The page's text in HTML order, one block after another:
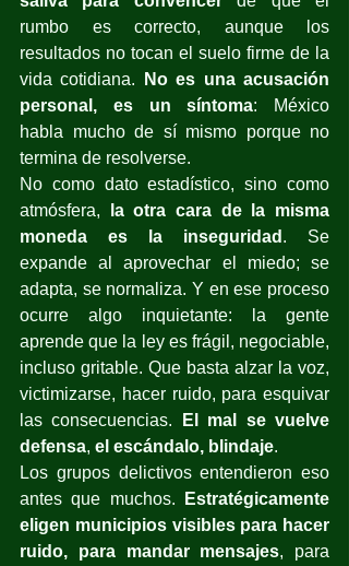
rumbo es correcto, aunque los
resultados no tocan el suelo firme de la
vida cotidiana.
No es una acusación
personal, es un síntoma: México
habla mucho de sí mismo porque no
termina de resolverse.
No como dato estadístico, sino como
atmósfera,
la otra cara de la misma
moneda es la inseguridad . Se
expande al aprovechar el miedo; se
adapta, se normaliza. Y en ese proceso
ocurre algo inquietante: la gente
aprende que la ley es frágil, negociable,
incluso gritable. Que basta alzar la voz,
victimizarse, hacer ruido, para esquivar
las consecuencias.
El mal se vuelve
defensa, el escándalo, blindaje.
Los grupos delictivos entendieron eso
antes que muchos.
Estratégicamente
eligen municipios visibles para hacer
ruido, para mandar mensajes, para